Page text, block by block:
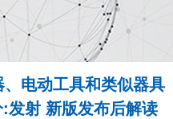
电动工具和类似器具
发射 新版发布后解读